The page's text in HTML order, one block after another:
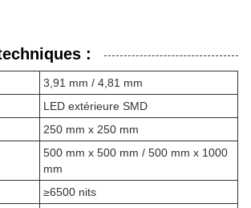
:
3,91 mm / 4,81 mm
LED extérieure SMD
250 mm x 250 mm
500 mm x 500 mm / 500 mm x 1000
mm
≥6500 nits